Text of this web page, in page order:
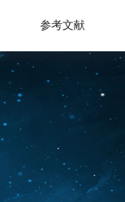
参考文献